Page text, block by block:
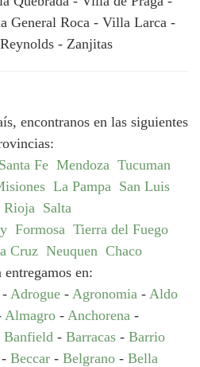
General Roca - Villa Larca -
- Zanjitas
encontranos en las siguientes
Santa Fe Mendoza Tucuman
La Pampa San Luis
Rioja
Salta
Formosa Tierra del Fuego
Cruz Neuquen Chaco
entregamos en:
- Adrogue - Agronomia - Aldo
Almagro - Anchorena -
Banfield - Barracas - Barrio
- Beccar - Belgrano - Bella